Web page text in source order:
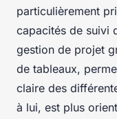
particulièrement
capacités de suivi
gestion de projet
de tableaux,
claire des
à lui, est plus